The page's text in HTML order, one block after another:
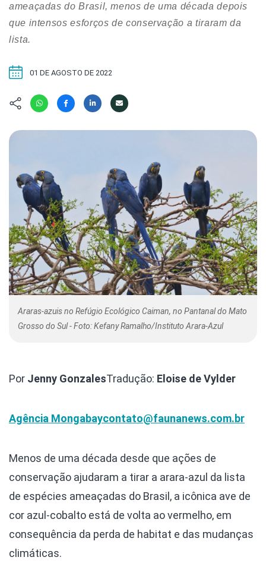
Kit
Na Linha
Segunda
ameaçadas do Brasil, menos de uma década depois
que intensos esforços de conservação a tiraram da
lista.
01 DE AGOSTO DE 2022
Araras-azuis no Refúgio Ecológico Caiman, no Pantanal do Mato
Grosso do Sul - Foto: Kefany Ramalho/Instituto Arara-Azul
Por Jenny GonzalesTradução: Eloise de Vylder
Agência Mongabaycontato@faunanews.com.br
Menos de uma década desde que ações de
conservação ajudaram a tirar a arara-azul da lista
de espécies ameaçadas do Brasil, a icônica ave de
cor azul-cobalto está de volta ao vermelho, em
consequência da perda de habitat e das mudanças
climáticas.